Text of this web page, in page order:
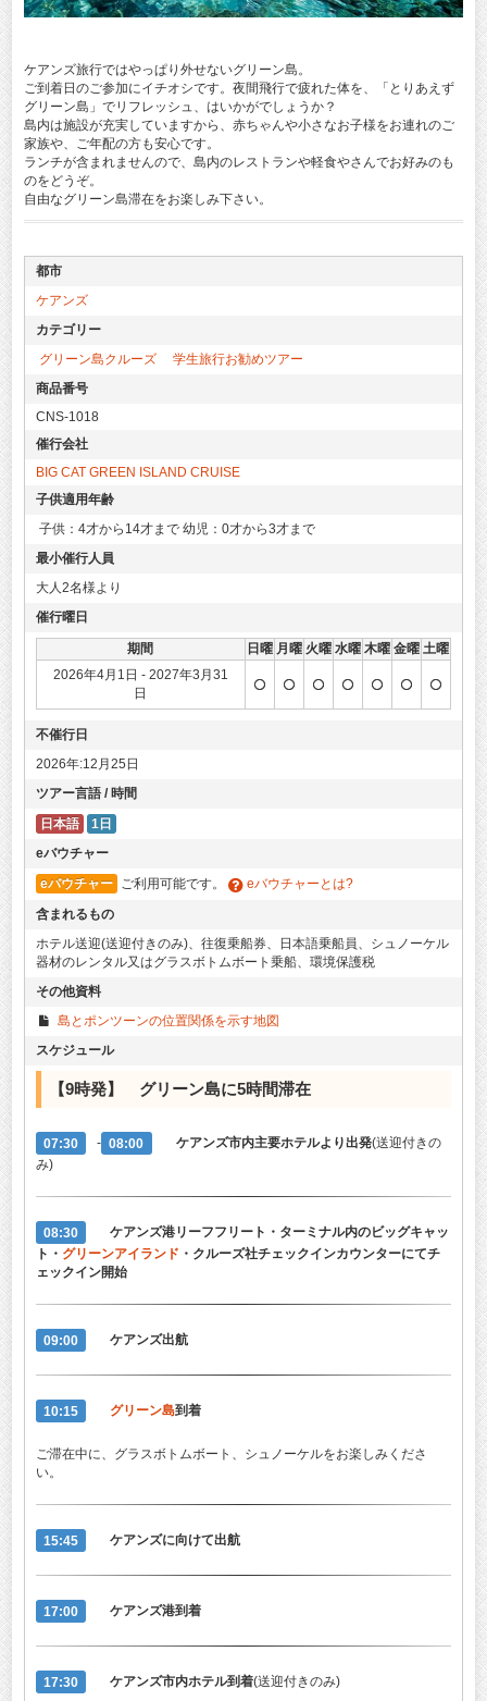
ケアンズ旅行ではやっぱり外せないグリーン島。
ご到着日のご参加にイチオシです。夜間飛行で疲れた体を、「とりあえず
グリーン島」でリフレッシュ、はいかがでしょうか？
島内は施設が充実していますから、赤ちゃんや小さなお子様をお連れのご
家族や、ご年配の方も安心です。
ランチが含まれませんので、島内のレストランや軽食やさんでお好みのも
のをどうぞ。
自由なグリーン島滞在をお楽しみ下さい。
都市
ケアンズ
カテゴリー
グリーン島クルーズ
学生旅行お勧めツアー
商品番号
CNS-1018
催行会社
BIG CAT GREEN ISLAND CRUISE
子供適用年齢
子供：4才から14才まで 幼児：0才から3才まで
最小催行人員
大人2名様より
催行曜日
期間 日曜 月曜 火曜 水曜 木曜 金曜 土曜
2026年4月1日 - 2027年3月31
日
不催行日
2026年:12月25日
ツアー言語 / 時間
日本語
1日
eバウチャー
eバウチャー ご利用可能です。
eバウチャーとは?
含まれるもの
ホテル送迎(送迎付きのみ)、往復乗船券、日本語乗船員、シュノーケル
器材のレンタル又はグラスボトムボート乗船、環境保護税
その他資料
島とポンツーンの位置関係を示す地図
スケジュール
【9時発】 グリーン島に5時間滞在
07:30 - 08:00 ケアンズ市内主要ホテルより出発(送迎付きの
み)
08:30
ケアンズ港リーフフリート・ターミナル内のビッグキャッ
ト・ グリーンアイランド ・クルーズ社チェックインカウンターにてチ
ェックイン開始
09:00 ケアンズ出航
10:15 グリーン島到着
ご滞在中に、グラスボトムボート、シュノーケルをお楽しみくださ
い。
15:45 ケアンズに向けて出航
17:00 ケアンズ港到着
17:30 ケアンズ市内ホテル到着(送迎付きのみ)